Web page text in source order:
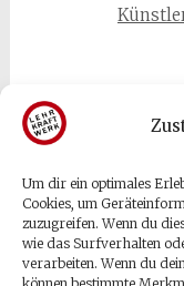
Um dir ein optimales
Cookies, um
zuzugreifen. Wenn du
wie das Surfverhalten
verarbeiten. Wenn du
Gäste &
Anmelden
Eintrags-Feed